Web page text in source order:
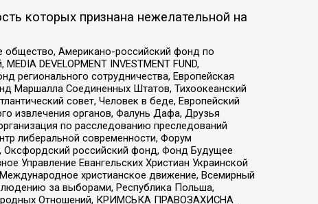
которых признана нежелательной на
Американо-российский фонд по
DEVELOPMENT INVESTMENT FUND,
регионального сотрудничества, Европейская
Маршалла Соединенных Штатов, Тихоокеанский
совет, Человек в беде, Европейский
извлечения органов, Фалунь Дафа, Друзья
по расследованию преследований
либеральной современности, Форум
Оксфордский российский фонд, Фонд Будущее
Управление Евангельских Христиан Украинской
христианское движение, Всемирный
за выборами, Республика Польша,
Отношений, КРИМСЬКА ПРАВОЗАХИСНА